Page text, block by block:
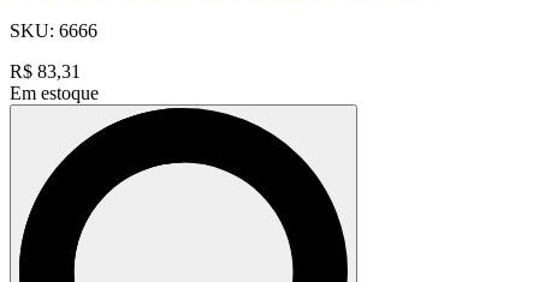
SKU: 6666
R$ 83,31
Em estoque